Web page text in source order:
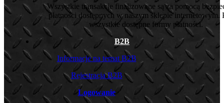
Wszystkie transakcje finalizowane są za pomocą
płatności dostępnych w naszym sklepie internetowym.
wszystkie dostępne formy płatności.
B2B
Informacje na temat B2B
Rejestracja B2B
Logowanie